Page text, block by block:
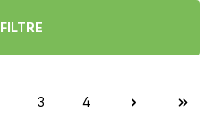
FILTRE
3 4